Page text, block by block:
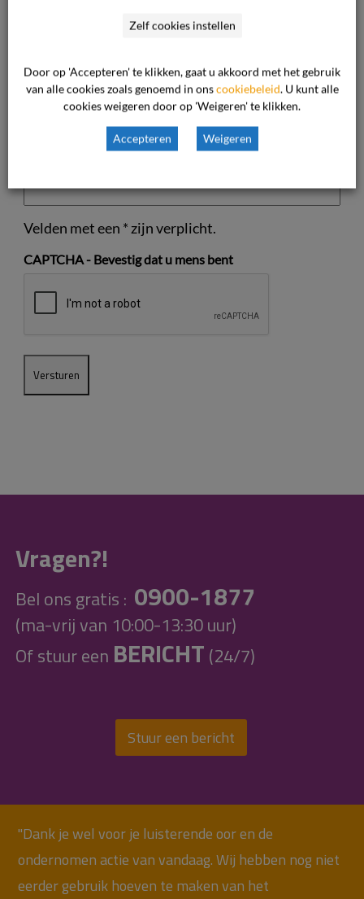
Uw e-mailadres *
Velden met een * zijn verplicht.
CAPTCHA - Bevestig dat u mens bent
Vragen?!
Bel ons gratis : 0900-1877
(ma-vrij van 10:00-13:30 uur)
Of stuur een BERICHT (24/7)
Stuur een bericht
"Dank je wel voor je luisterende oor en de
ondernomen actie van vandaag. Wij hebben nog niet
eerder gebruik hoeven te maken van het
Zelf cookies instellen
Door op 'Accepteren' te klikken, gaat u akkoord met het gebruik
van alle cookies zoals genoemd in onscookiebeleid. U kunt alle
cookies weigeren door op 'Weigeren' te klikken.
Accepteren Weigeren